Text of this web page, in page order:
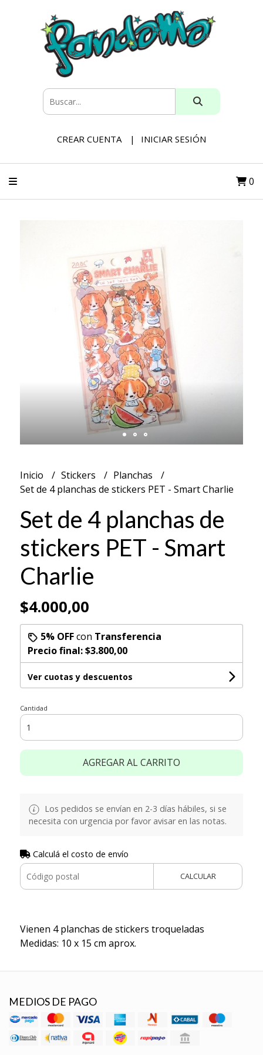
CREAR CUENTA INICIAR SESIÓN
0
Inicio Stickers
Planchas
Set de 4 planchas de stickers PET - Smart Charlie
Set de 4 planchas de
stickers PET - Smart
Charlie
$4.000,00
5% OFFcon Transferencia
Precio final:$3.800,00
Ver cuotas y descuentos
Cantidad
AGREGAR AL CARRITO
Los pedidos se envían en 2-3 días hábiles, si se
necesita con urgencia por favor avisar en las notas.
Calculá el costo de envío
CALCULAR
Vienen 4 planchas de stickers troqueladas
Medidas: 10 x 15 cm aprox.
MEDIOS DE PAGO